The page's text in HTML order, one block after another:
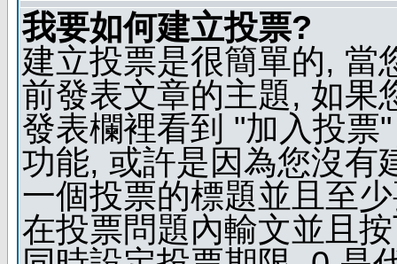
我要如何建立投票?
建立投票是很簡單的, 當
前發表文章的主題, 如果
發表欄裡看到 "加入投票
功能, 或許是因為您沒有
一個投票的標題並且至
在投票問題內輸文並且